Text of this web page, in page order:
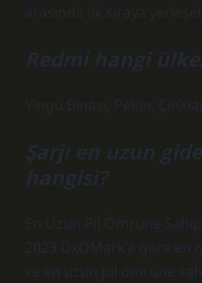
arasında ilk sıraya
Redmi hangi
Yingu Binası, Pekin,
Şarjı en uzun
hangisi?
En Uzun Pil Ömrüne Sahip
2023 DxOMark’a göre en
ve en uzun pil ömrüne